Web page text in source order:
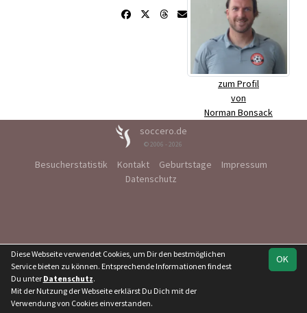
zum Profil
von
Norman Bonsack
soccero.de
© 2006 - 2026
Besucherstatistik Kontakt Geburtstage
Impressum
Datenschutz
OK
Diese Webseite verwendet Cookies, um Dir den bestmöglichen
Service bieten zu können. Entsprechende Informationen findest
Du unter Datenschutz.
Mit der Nutzung der Webseite erklärst Du Dich mit der
Verwendung von Cookies einverstanden.